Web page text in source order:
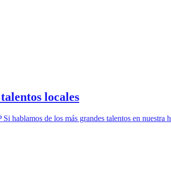
locales
hablamos de los más grandes talentos en